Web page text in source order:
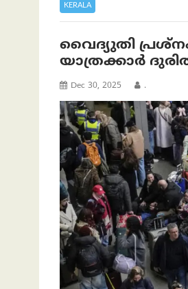
KERALA
വൈദ്യുതി
യാത്രക്കാര്‍
Dec 30, 2025 .